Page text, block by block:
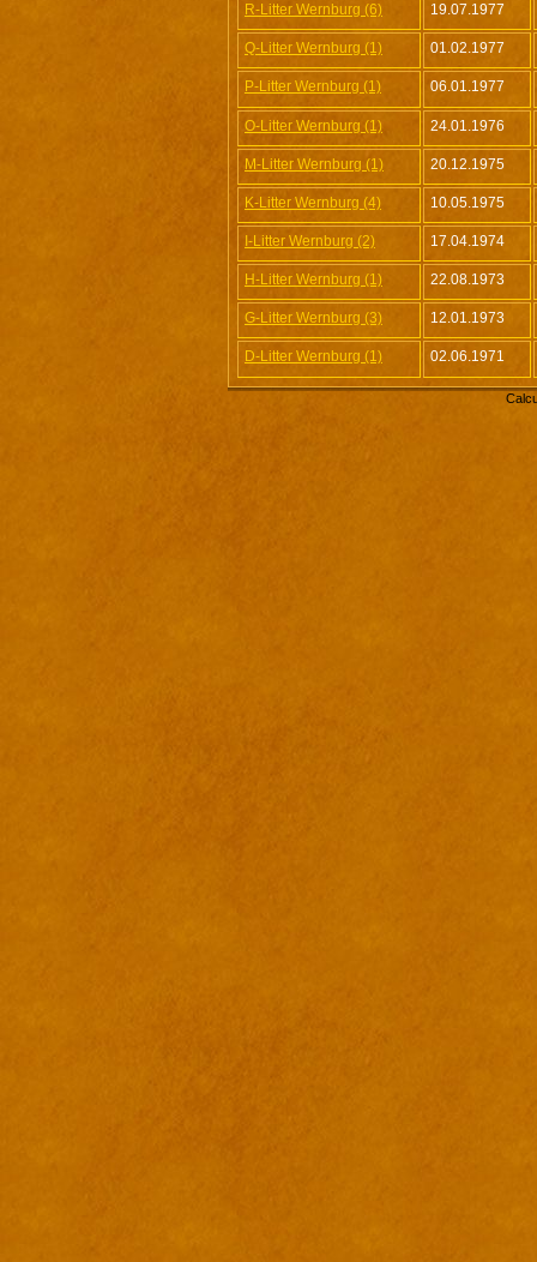
R-Litter Wernburg (6) 19.07.1977
Q-Litter Wernburg (1) 01.02.1977
P-Litter Wernburg (1) 06.01.1977
O-Litter Wernburg (1) 24.01.1976
M-Litter Wernburg (1) 20.12.1975
K-Litter Wernburg (4) 10.05.1975
I-Litter Wernburg (2) 17.04.1974
H-Litter Wernburg (1) 22.08.1973
G-Litter Wernburg (3) 12.01.1973
D-Litter Wernburg (1) 02.06.1971